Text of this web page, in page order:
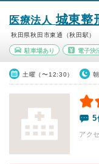
医療法人城東整
秋田県秋田市東通（秋田駅）
駐車場あり 電子決
土曜（〜12:30）
5
アク